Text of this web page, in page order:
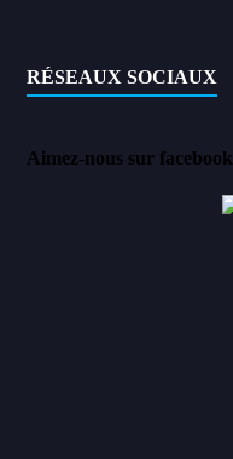
RÉSEAUX SOCIAUX
Aimez-nous sur facebook